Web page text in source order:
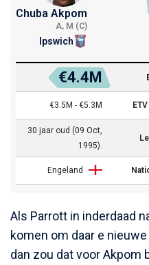
Chuba Akpom
A, M (C)
Ipswich
€4.4M
€3.5M - €5.3M
30 jaar oud (09 Oct,
1995).
Engeland
Als Parrott in inderdaad
komen om daar e
dan zou dat voor Akpom